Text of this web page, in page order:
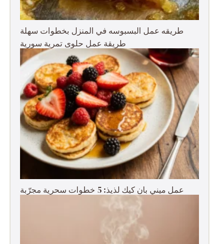
طريقه عمل البسبوسه في المنزل بخطوات سهلة
طريقة عمل حلوى تمرية سورية
عمل ميني بان كيك لذيذ: 5 خطوات سحرية مجرّبة